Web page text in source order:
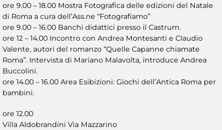
ore 9.00 – 18.00 Mostra Fotografica delle edizioni del Natale
di Roma a cura dell’Ass.ne “Fotografiamo”
ore 9.00 – 16.00 Banchi didattici presso il Castrum.
ore 12 – 14.00 Incontro con Andrea Montesanti e Claudio
Valente, autori del romanzo “Quelle Capanne chiamate
Roma”. Intervista di Mariano Malavolta, introduce Andrea
Buccolini.
ore 14.00 – 16.00 Area Esibizioni: Giochi dell’Antica Roma per
bambini.
ore 12.00
Villa Aldobrandini Via Mazzarino